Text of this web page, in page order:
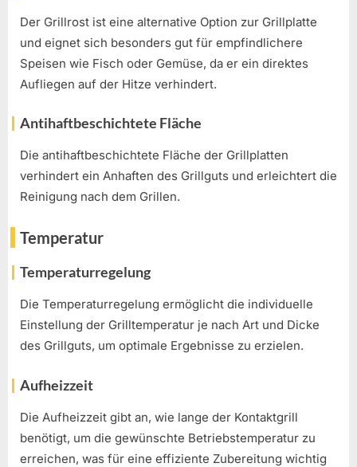
Der Grillrost ist eine alternative Option zur Grillplatte
und eignet sich besonders gut für empfindlichere
Speisen wie Fisch oder Gemüse, da er ein direktes
Aufliegen auf der Hitze verhindert.
Antihaftbeschichtete Fläche
Die antihaftbeschichtete Fläche der Grillplatten
verhindert ein Anhaften des Grillguts und erleichtert die
Reinigung nach dem Grillen.
Temperatur
Temperaturregelung
Die Temperaturregelung ermöglicht die individuelle
Einstellung der Grilltemperatur je nach Art und Dicke
des Grillguts, um optimale Ergebnisse zu erzielen.
Aufheizzeit
Die Aufheizzeit gibt an, wie lange der Kontaktgrill
benötigt, um die gewünschte Betriebstemperatur zu
erreichen, was für eine effiziente Zubereitung wichtig